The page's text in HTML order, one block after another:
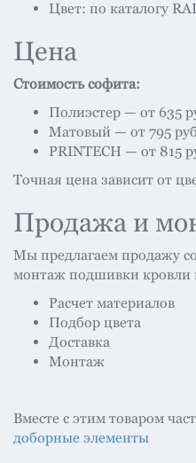
Цвет: по каталогу
Цена
Стоимость софита:
Полиэстер — от 635
Матовый — от 795
PRINTECH — от 815
Точная цена зависит от
Продажа и
Мы предлагаем продажу
монтаж подшивки кровли
Расчет материалов
Подбор цвета
Доставка
Монтаж
Вместе с этим товаром
доборные элементы